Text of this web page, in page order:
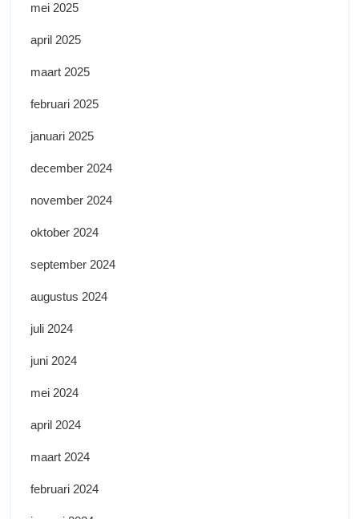
mei 2025
april 2025
maart 2025
februari 2025
januari 2025
december 2024
november 2024
oktober 2024
september 2024
augustus 2024
juli 2024
juni 2024
mei 2024
april 2024
maart 2024
februari 2024